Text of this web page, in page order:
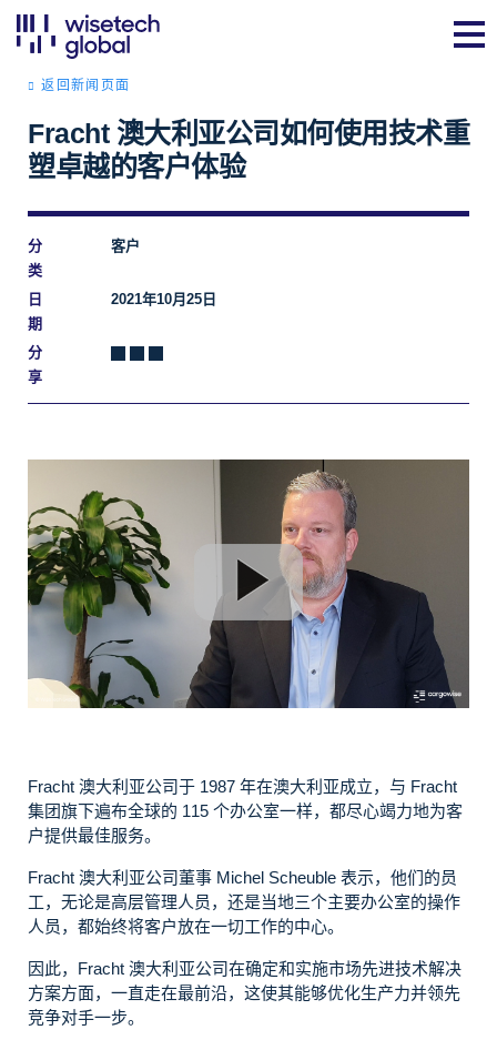
返回新闻页面
Fracht 澳大利亚公司如何使用技术重
塑卓越的客户体验
分
类
客户
日
期
2021年10月25日
分
享
Fracht 澳大利亚公司于 1987 年在澳大利亚成立，与 Fracht
集团旗下遍布全球的 115 个办公室一样，都尽心竭力地为客
户提供最佳服务。
Fracht 澳大利亚公司董事 Michel Scheuble 表示，他们的员
工，无论是高层管理人员，还是当地三个主要办公室的操作
人员，都始终将客户放在一切工作的中心。
因此，Fracht 澳大利亚公司在确定和实施市场先进技术解决
方案方面，一直走在最前沿，这使其能够优化生产力并领先
竞争对手一步。